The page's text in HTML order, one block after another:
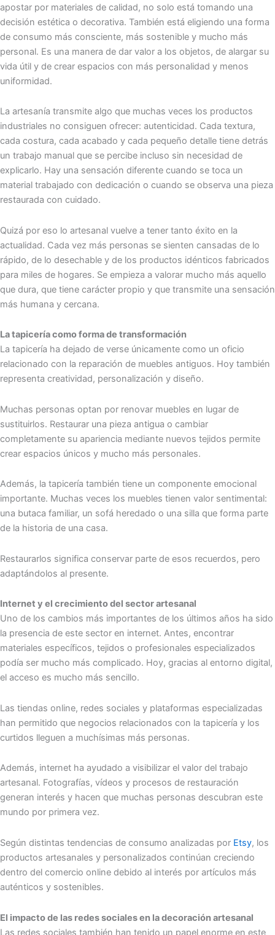
apostar por materiales de calidad, no solo está tomando una
decisión estética o decorativa. También está eligiendo una forma
de consumo más consciente, más sostenible y mucho más
personal. Es una manera de dar valor a los objetos, de alargar su
vida útil y de crear espacios con más personalidad y menos
uniformidad.
La artesanía transmite algo que muchas veces los productos
industriales no consiguen ofrecer: autenticidad. Cada textura,
cada costura, cada acabado y cada pequeño detalle tiene detrás
un trabajo manual que se percibe incluso sin necesidad de
explicarlo. Hay una sensación diferente cuando se toca un
material trabajado con dedicación o cuando se observa una pieza
restaurada con cuidado.
Quizá por eso lo artesanal vuelve a tener tanto éxito en la
actualidad. Cada vez más personas se sienten cansadas de lo
rápido, de lo desechable y de los productos idénticos fabricados
para miles de hogares. Se empieza a valorar mucho más aquello
que dura, que tiene carácter propio y que transmite una sensación
más humana y cercana.
La tapicería como forma de transformación
La tapicería ha dejado de verse únicamente como un oficio
relacionado con la reparación de muebles antiguos. Hoy también
representa creatividad, personalización y diseño.
Muchas personas optan por renovar muebles en lugar de
sustituirlos. Restaurar una pieza antigua o cambiar
completamente su apariencia mediante nuevos tejidos permite
crear espacios únicos y mucho más personales.
Además, la tapicería también tiene un componente emocional
importante. Muchas veces los muebles tienen valor sentimental:
una butaca familiar, un sofá heredado o una silla que forma parte
de la historia de una casa.
Restaurarlos significa conservar parte de esos recuerdos, pero
adaptándolos al presente.
Internet y el crecimiento del sector artesanal
Uno de los cambios más importantes de los últimos años ha sido
la presencia de este sector en internet. Antes, encontrar
materiales específicos, tejidos o profesionales especializados
podía ser mucho más complicado. Hoy, gracias al entorno digital,
el acceso es mucho más sencillo.
Las tiendas online, redes sociales y plataformas especializadas
han permitido que negocios relacionados con la tapicería y los
curtidos lleguen a muchísimas más personas.
Además, internet ha ayudado a visibilizar el valor del trabajo
artesanal. Fotografías, vídeos y procesos de restauración
generan interés y hacen que muchas personas descubran este
mundo por primera vez.
Según distintas tendencias de consumo analizadas por Etsy, los
productos artesanales y personalizados continúan creciendo
dentro del comercio online debido al interés por artículos más
auténticos y sostenibles.
El impacto de las redes sociales en la decoración artesanal
Las redes sociales también han tenido un papel enorme en este